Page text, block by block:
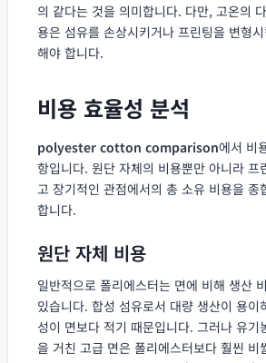
의 같다는 것을 의미합니다. 다만, 고온의
용은 섬유를 손상시키거나 프린팅을 변형
해야 합니다.
비용 효율성 분석
polyester cotton comparison에서 비
항입니다. 원단 자체의 비용뿐만 아니라 프
고 장기적인 관점에서의 총 소유 비용을 종
합니다.
원단 자체 비용
일반적으로 폴리에스터는 면에 비해 생산
있습니다. 합성 섬유로서 대량 생산이 용이
성이 면보다 적기 때문입니다. 그러나 유기
을 거친 고급 면은 폴리에스터보다 훨씬 비